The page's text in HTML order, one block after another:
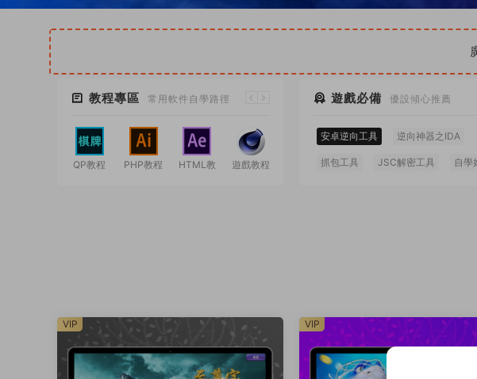
教程專區 常用軟件自學路徑
QP教程 PHP教程
HTML教
遊戲教程 視頻剪輯 Lr教程 手繪
遊戲必備 優設傾心推薦
安卓逆向工具 逆向神器之IDA
抓包工具 JSC解密工具 自學
VIP VIP